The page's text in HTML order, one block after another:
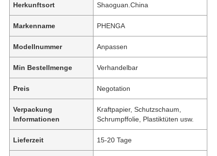
Herkunftsort Shaoguan.China
Markenname PHENGA
Modellnummer Anpassen
Min Bestellmenge Verhandelbar
Preis Negotation
Verpackung
Informationen
Kraftpapier, Schutzschaum,
Schrumpffolie, Plastiktüten usw.
Lieferzeit 15-20 Tage